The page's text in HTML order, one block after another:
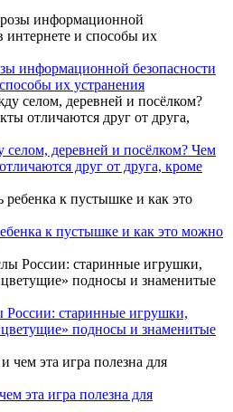
информационной безопасности
их устранения
деревней и посёлком? Чем
друг от друга, кроме
к пустышке и как это можно
старинные игрушки,
подносы и знаменитые
эта игра полезна для